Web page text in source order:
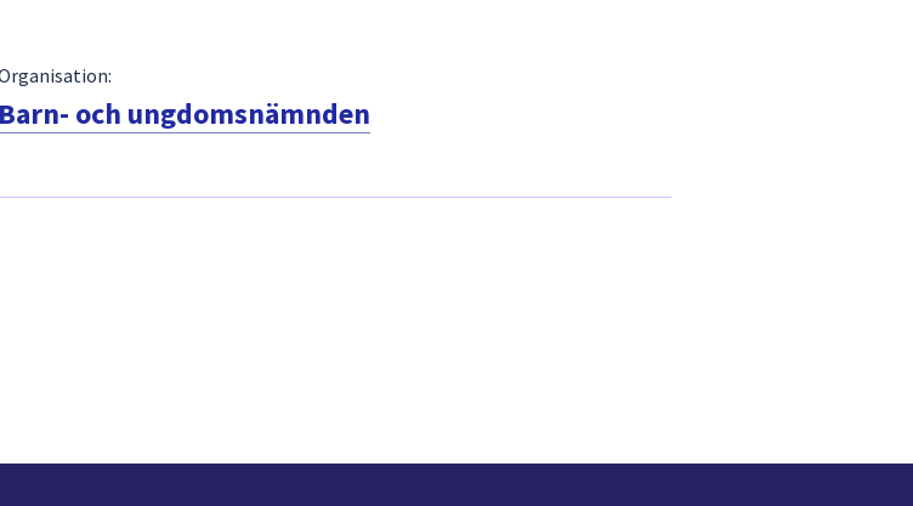
Barn- och ungdomsnämnden